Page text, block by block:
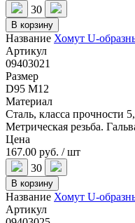
30
В корзину
Название Хомут U-
Артикул
09403021
Размер
D95 M12
Материал
Сталь, класса прочности
Метрическая резьба.
Цена
167.00 руб. / шт
30
В корзину
Название Хомут U-
Артикул